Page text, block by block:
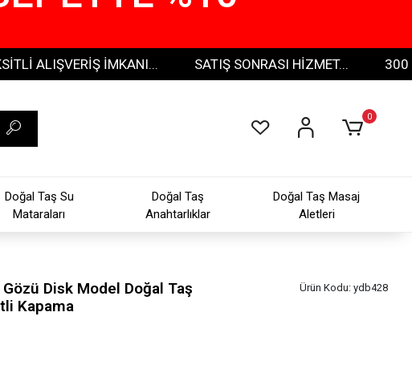
İMKANI... SATIŞ SONRASI HİZMET... 300 TL VE
0
Doğal Taş Su
Mataraları
Doğal Taş
Anahtarlıklar
Doğal Taş Masaj
Aletleri
Disk Model Doğal Taş
Kapama
Ürün Kodu: ydb428